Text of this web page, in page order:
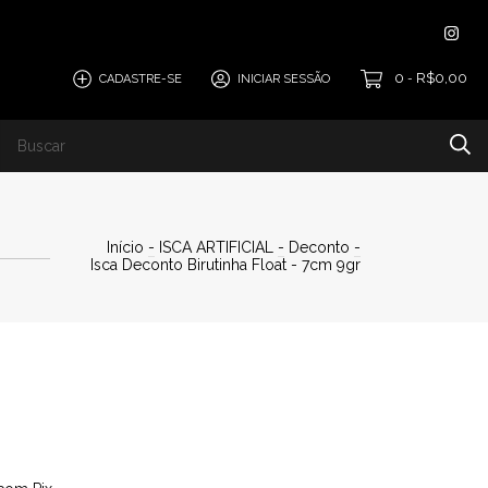
CADASTRE-SE INICIAR SESSÃO 0 - R$0,00
Início - ISCA ARTIFICIAL - Deconto -
Isca Deconto Birutinha Float - 7cm 9gr